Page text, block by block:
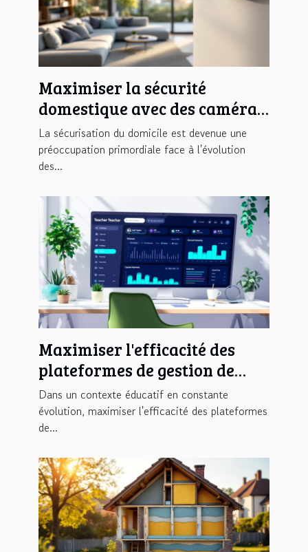
Maximiser la sécurité
domestique avec des caméras
discrètes et modernes
La sécurisation du domicile est devenue une
préoccupation primordiale face à l'évolution
des...
Maximiser l'efficacité des
plateformes de gestion de
carrière pour enseignants
Dans un contexte éducatif en constante
évolution, maximiser l'efficacité des plateformes
de...